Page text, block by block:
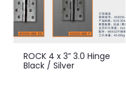
ROCK 4 x 3” 3.0 Hinge
Black / Silver